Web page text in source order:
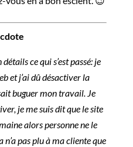
ce qui s’est passé: je
et j’ai dû désactiver la
buguer mon travail. Je
je me suis dit que le site
alors personne ne le
pas plu à ma cliente que